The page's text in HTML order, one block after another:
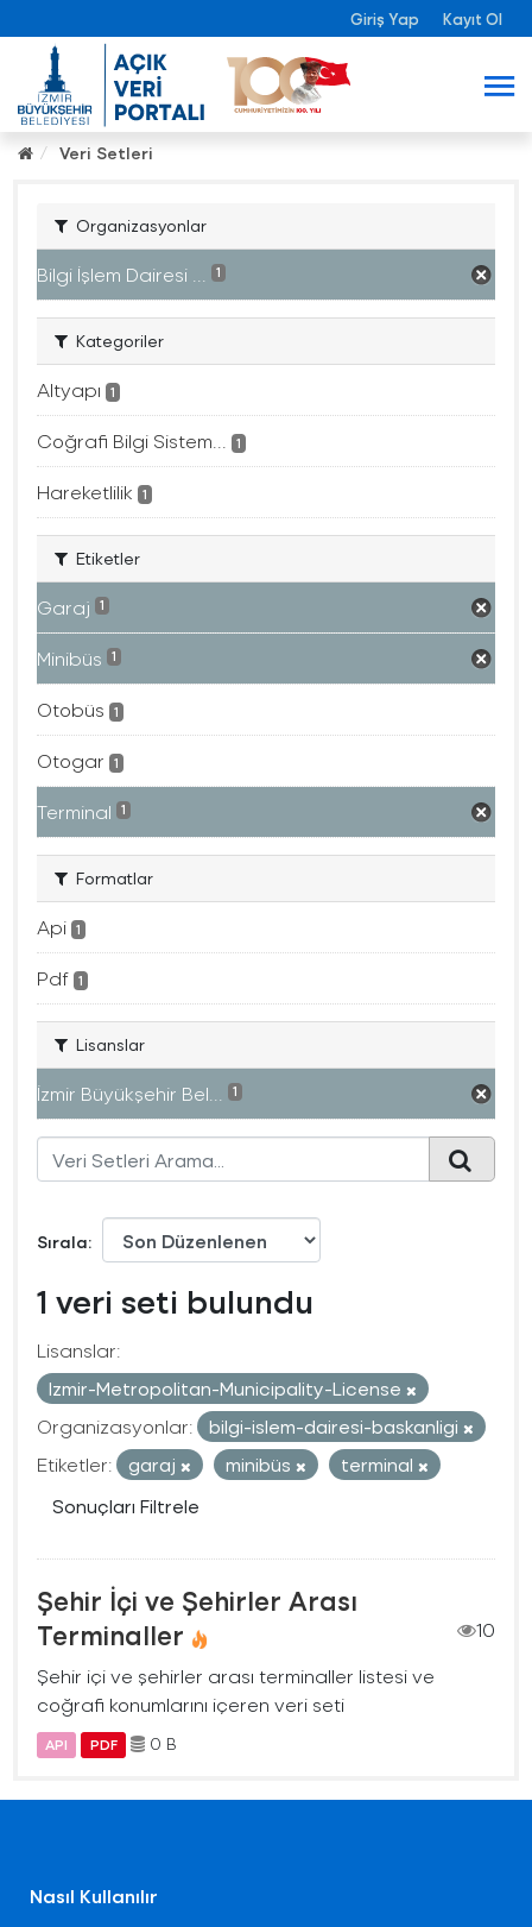
Giriş Yap Kayıt Ol
Veri Setleri
Organizasyonlar
Bilgi İşlem Dairesi ... 1
Kategoriler
Altyapı 1
Coğrafi Bilgi Sistem... 1
Hareketlilik 1
Etiketler
Garaj 1
Minibüs 1
Otobüs 1
Otogar 1
Terminal 1
Formatlar
Api 1
Pdf 1
Lisanslar
İzmir Büyükşehir Bel... 1
Sırala
1 veri seti bulundu
Lisanslar:
Izmir-Metropolitan-Municipality-License
Organizasyonlar:
bilgi-islem-dairesi-baskanligi
Etiketler:
garaj minibüs
terminal
Sonuçları Filtrele
Şehir İçi ve Şehirler Arası
Terminaller
10
Şehir içi ve şehirler arası terminaller listesi ve
coğrafi konumlarını içeren veri seti
API PDF 0 B
Nasıl Kullanılır